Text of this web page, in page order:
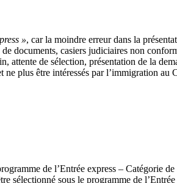
», car la moindre erreur dans la
documents, casiers judiciaires non
attente de sélection, présentation de la
plus être intéressés par l’immigration au
de l’Entrée express – Catégorie
sélectionné sous le programme de l’Entrée